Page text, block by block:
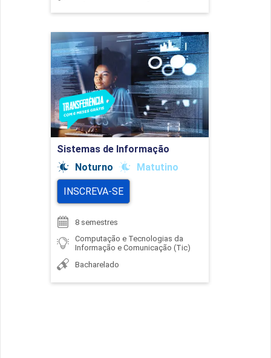
Sistemas de Informação
Noturno
Matutino
INSCREVA-SE
8 semestres
Computação e Tecnologias da
Informação e Comunicação (Tic)
Bacharelado
Sistemas de Informação
Detalhes do curso
Ir para Inscrição